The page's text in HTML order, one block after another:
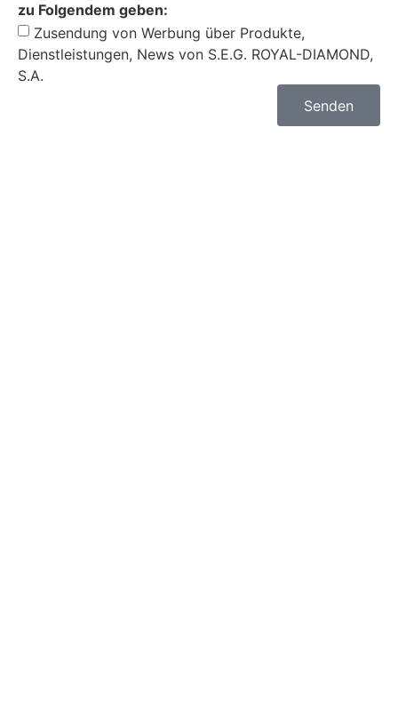
zu Folgendem geben:
Zusendung von Werbung über Produkte,
Dienstleistungen, News von S.E.G. ROYAL-DIAMOND,
S.A.
Senden